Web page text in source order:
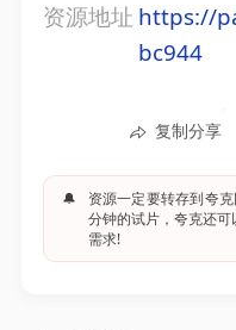
资源地址 https://
bc944
复制分享
🔔
资源一定要转存到夸
分钟的试片，夸克还
需求!